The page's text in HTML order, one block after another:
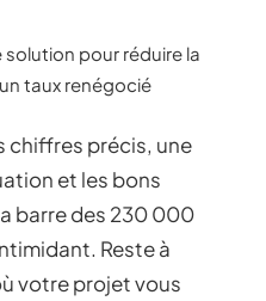
solution pour réduire la
taux renégocié
chiffres précis, une
et les bons
barre des 230 000
Reste à
votre projet vous